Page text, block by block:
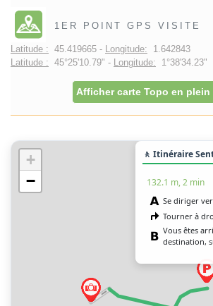
1ER POINT GPS VISITE
Latitude : 45.419665 - Longitude: 1.642843
Latitude : 45°25'10.79" - Longitude: 1°38'34.23"
Afficher carte Topo en plein
+
−
🚶 Itinéraire
132.1 m, 2 min
Se diriger
Tourner à
Vous êtes
destination,